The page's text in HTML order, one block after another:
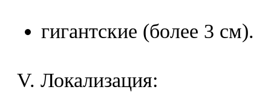
гигантские (более 3 см).
V. Локализация: